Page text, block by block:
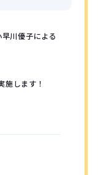
川優子による
施します！